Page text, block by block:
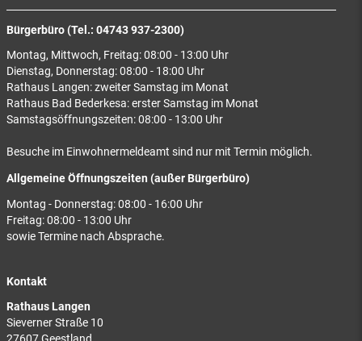
Bürgerbüro (Tel.: 04743 937-2300)
Montag, Mittwoch, Freitag: 08:00 - 13:00 Uhr
Dienstag, Donnerstag: 08:00 - 18:00 Uhr
Rathaus Langen: zweiter Samstag im Monat
Rathaus Bad Bederkesa: erster Samstag im Monat
Samstagsöffnungszeiten: 08:00 - 13:00 Uhr
Besuche im Einwohnermeldeamt sind nur mit Termin möglich.
Allgemeine Öffnungszeiten (außer Bürgerbüro)
Montag - Donnerstag: 08:00 - 16:00 Uhr
Freitag: 08:00 - 13:00 Uhr
sowie Termine nach Absprache.
Kontakt
Rathaus Langen
Sieverner Straße 10